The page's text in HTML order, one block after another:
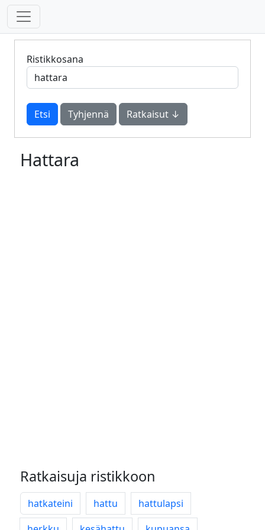
Ristikkosana
Tyhjennä Ratkaisut ↓
Hattara
Ratkaisuja ristikkoon
hatkateini hattu
hattulapsi